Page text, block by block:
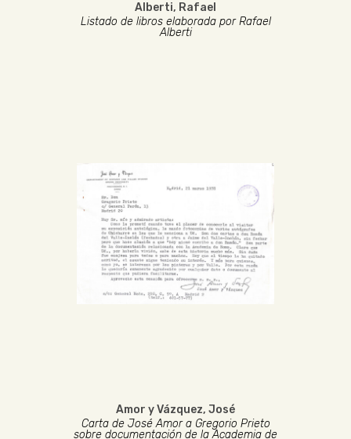
Alberti, Rafael
Listado de libros elaborada por Rafael
Alberti
Amor y Vázquez, José
Carta de José Amor a Gregorio Prieto
sobre documentación de la Academia de